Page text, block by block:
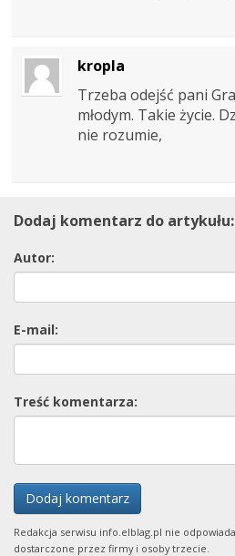
kropla
Trzeba odejść pani
młodym. Takie życie.
nie rozumie,
Dodaj komentarz do artykułu:
Autor:
E-mail:
Treść komentarza:
Dodaj komentarz
Redakcja serwisu info.elblag.pl nie
dostarczone przez firmy i osoby trzecie.